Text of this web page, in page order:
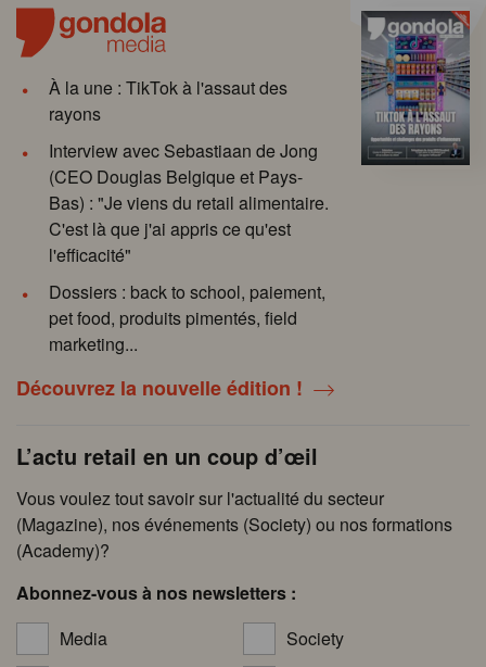
À la une : TikTok à l'assaut des
rayons
Interview avec Sebastiaan de Jong
(CEO Douglas Belgique et Pays-
Bas) : "Je viens du retail alimentaire.
C'est là que j'ai appris ce qu'est
l'efficacité"
Dossiers : back to school, paiement,
pet food, produits pimentés, field
marketing...
Découvrez la nouvelle édition !
L’actu retail en un coup d’œil
Vous voulez tout savoir sur l'actualité du secteur
(Magazine), nos événements (Society) ou nos formations
(Academy)?
Abonnez-vous à nos newsletters :
Media
Society